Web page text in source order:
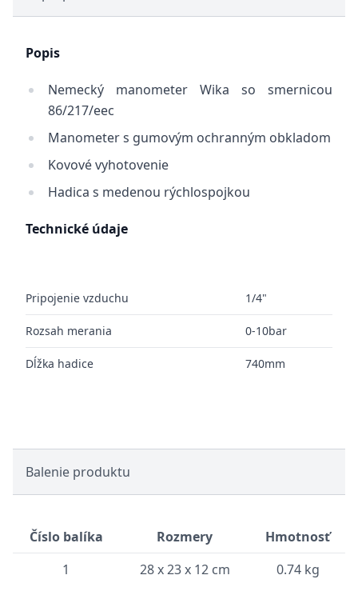
Popis
Nemecký manometer Wika so smernicou
86/217/eec
Manometer s gumovým ochranným obkladom
Kovové vyhotovenie
Hadica s medenou rýchlospojkou
Technické údaje
Pripojenie vzduchu 1/4"
Rozsah merania 0-10bar
Dĺžka hadice 740mm
Balenie produktu
Číslo balíka Rozmery
Hmotnosť
1
28 x 23 x 12 cm 0.74 kg